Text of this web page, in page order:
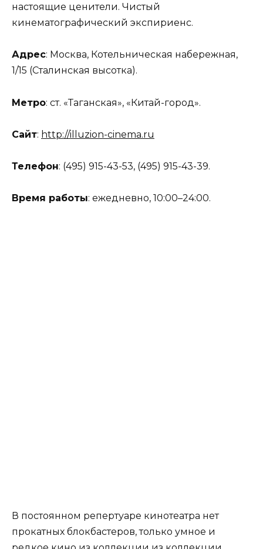
настоящие ценители. Чистый
кинематографический экспириенс.
Адрес: Москва, Котельническая набережная,
1/15 (Сталинская высотка).
Метро: ст. «Таганская», «Китай-город».
Сайт: http://illuzion-cinema.ru
Телефон: (495) 915-43-53, (495) 915-43-39.
Время работы: ежедневно, 10:00–24:00.
В постоянном репертуаре кинотеатра нет
прокатных блокбастеров, только умное и